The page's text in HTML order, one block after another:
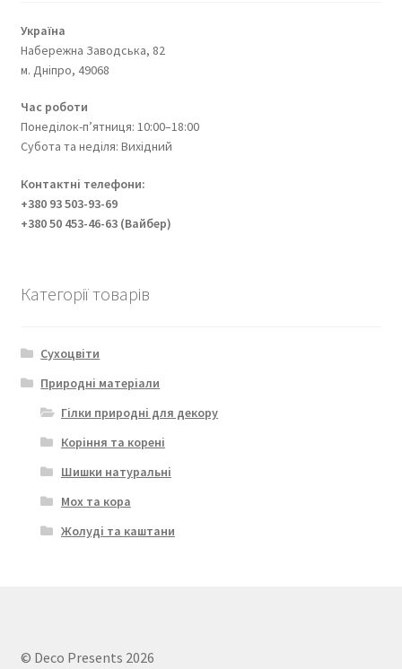
Україна
Набережна Заводська, 82
м. Дніпро, 49068
Час роботи
Понеділок-п’ятниця: 10:00–18:00
Субота та неділя: Вихідний
Контактні телефони:
+380 93 503-93-69
+380 50 453-46-63 (Вайбер)
Категорії товарів
Сухоцвіти
Природні матеріали
Гілки природні для декору
Коріння та корені
Шишки натуральні
Мох та кора
Жолуді та каштани
© Deco Presents 2026